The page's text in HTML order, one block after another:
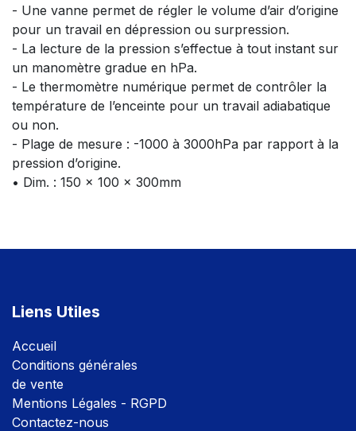
- Une vanne permet de régler le volume d’air d’origine
pour un travail en dépression ou surpression.
- La lecture de la pression s’effectue à tout instant sur
un manomètre gradue en hPa.
- Le thermomètre numérique permet de contrôler la
température de l’enceinte pour un travail adiabatique
ou non.
- Plage de mesure : -1000 à 3000hPa par rapport à la
pression d’origine.
• Dim. : 150 x 100 x 300mm
Liens Utiles
Accueil
Conditions générales
de vente
Mentions Légales - RGPD
Contactez-nous